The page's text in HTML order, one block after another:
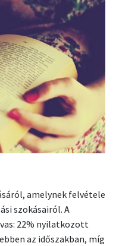
amelynek felvétele
szokásairól. A
22% nyilatkozott
az időszakban, míg